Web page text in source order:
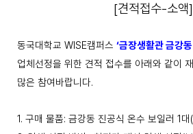
[견적접수-소액]
동국대학교 WISE캠퍼스 ‘금장생활관 금강
업체선정을 위한 견적 접수를 아래와 같이
많은 참여바랍니다.
1. 구매 물품: 금강동 진공식 온수 보일러 1대